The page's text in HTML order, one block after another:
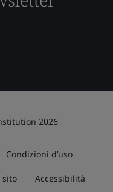
2026
Condizioni d’uso
sito Accessibilità